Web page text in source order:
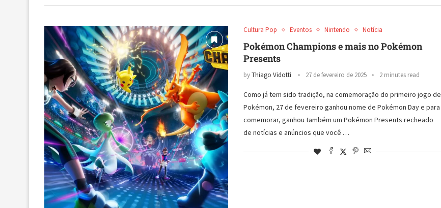
Cultura Pop Eventos Nintendo Notícia
Pokémon Champions e mais no Pokémon
Presents
byThiago Vidotti 27 de fevereiro de 2025 2 minutes read
Como já tem sido tradição, na comemoração do primeiro jogo de
Pokémon, 27 de fevereiro ganhou nome de Pokémon Day e para
comemorar, ganhou também um Pokémon Presents recheado
de notícias e anúncios que você …